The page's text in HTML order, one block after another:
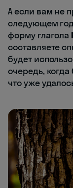
А если вам не
следующем
форму глагола
составляете
будет
очередь,
что уже